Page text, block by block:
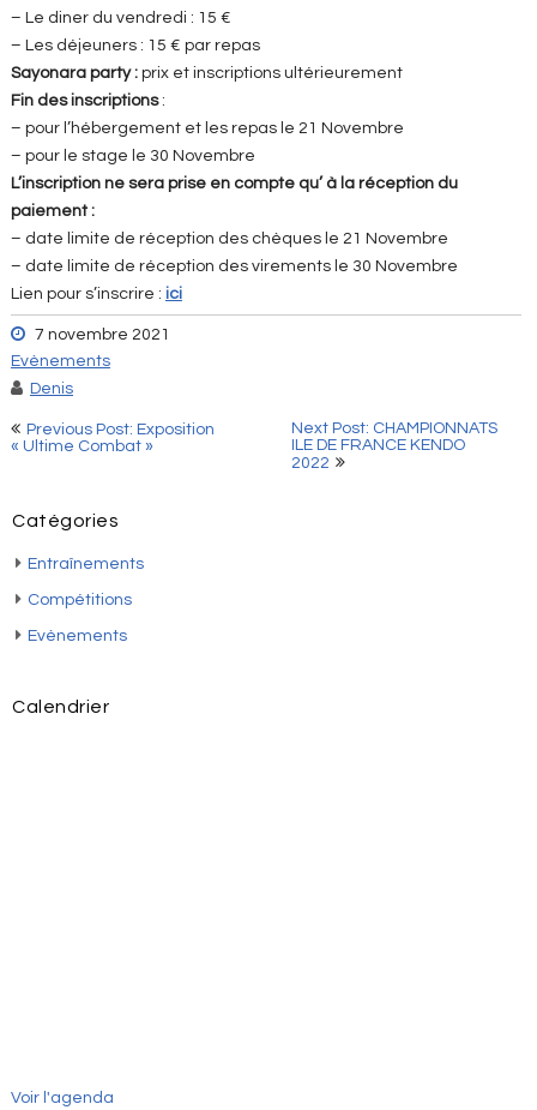
– Le diner du vendredi : 15 €
– Les déjeuners : 15 € par repas
Sayonara party : prix et inscriptions ultérieurement
Fin des inscriptions:
– pour l’hébergement et les repas le 21 Novembre
– pour le stage le 30 Novembre
L’inscription ne sera prise en compte qu’ à la réception du
paiement :
– date limite de réception des chèques le 21 Novembre
– date limite de réception des virements le 30 Novembre
Lien pour s’inscrire : ici
7 novembre 2021
Evènements
Denis
Navigation
de
Previous Post: Exposition
« Ultime Combat »
Next Post: CHAMPIONNATS
ILE DE FRANCE KENDO
2022
Catégories
Entraînements
Compétitions
Evènements
Calendrier
Voir l'agenda